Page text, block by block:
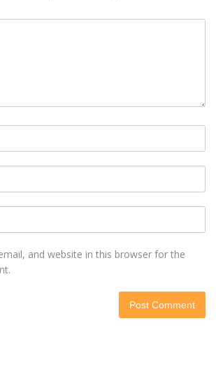
and website in this browser for the